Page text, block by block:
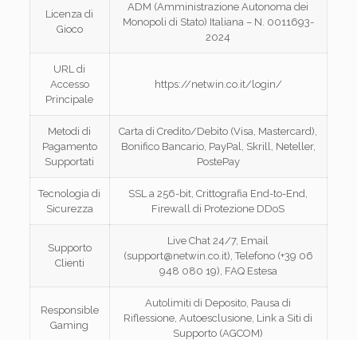
Licenza di
Gioco
ADM (Amministrazione Autonoma dei
Monopoli di Stato) Italiana – N. 0011693-
2024
URL di
Accesso
Principale
https://netwin.co.it/login/
Metodi di
Pagamento
Supportati
Carta di Credito/Debito (Visa, Mastercard),
Bonifico Bancario, PayPal, Skrill, Neteller,
PostePay
Tecnologia di
Sicurezza
SSL a 256-bit, Crittografia End-to-End,
Firewall di Protezione DDoS
Supporto
Clienti
Live Chat 24/7, Email
(support@netwin.co.it), Telefono (+39 06
948 080 19), FAQ Estesa
Responsible
Gaming
Autolimiti di Deposito, Pausa di
Riflessione, Autoesclusione, Link a Siti di
Supporto (AGCOM)